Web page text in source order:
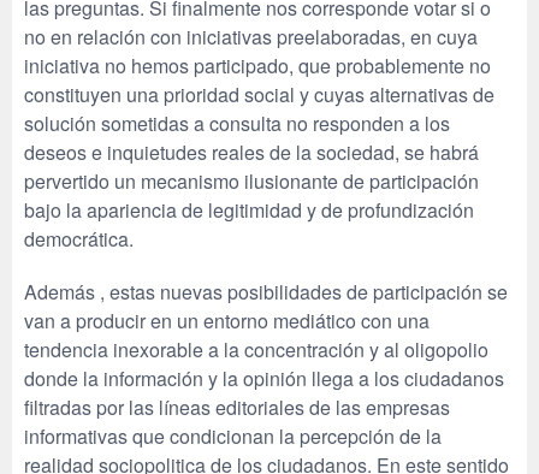
las preguntas. Si finalmente nos corresponde votar si o
no en relación con iniciativas preelaboradas, en cuya
iniciativa no hemos participado, que probablemente no
constituyen una prioridad social y cuyas alternativas de
solución sometidas a consulta no responden a los
deseos e inquietudes reales de la sociedad, se habrá
pervertido un mecanismo ilusionante de participación
bajo la apariencia de legitimidad y de profundización
democrática.
Además , estas nuevas posibilidades de participación se
van a producir en un entorno mediático con una
tendencia inexorable a la concentración y al oligopolio
donde la información y la opinión llega a los ciudadanos
filtradas por las líneas editoriales de las empresas
informativas que condicionan la percepción de la
realidad sociopolitica de los ciudadanos. En este sentido